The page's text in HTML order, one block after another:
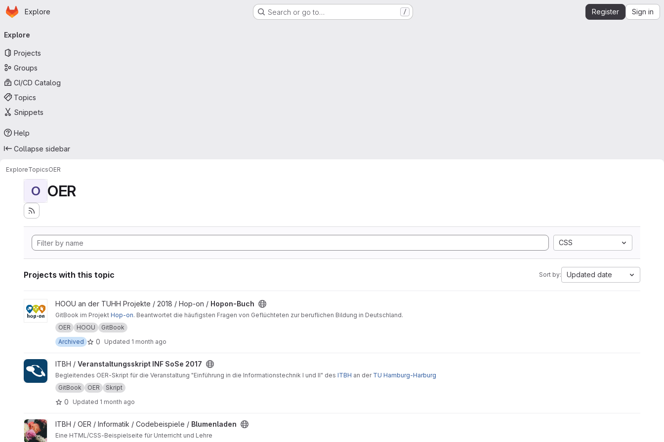
Skip to main content
Homepage
Explore Search or go to… / Register Sign in
navigation
Explore
Projects
Groups
CI/CD Catalog
Topics
Snippets
Help
Collapse sidebar
ExploreTopicsOER
O OER
CSS
Projects with this topic Sort by: Updated date
View Hopon-Buch project
HOOU an der TUHH Projekte / 2018 / Hop-on / Hopon-Buch
GitBook im Projekt Hop-on. Beantwortet die häufigsten Fragen von Geflüchteten zur beruflichen Bildung in Deutschland.
OER
HOOU
GitBook
Archived
0 Updated 1 month ago
View Veranstaltungsskript INF SoSe 2017 project
ITBH / Veranstaltungsskript INF SoSe 2017
Begleitendes OER-Skript für die Veranstaltung "Einführung in die Informationstechnik I und II" des ITBH an der TU Hamburg-Harburg
GitBook
OER Skript
0 Updated 1 month ago
View Blumenladen project
ITBH / OER / Informatik / Codebeispiele / Blumenladen
Eine HTML/CSS-Beispielseite für Unterricht und Lehre